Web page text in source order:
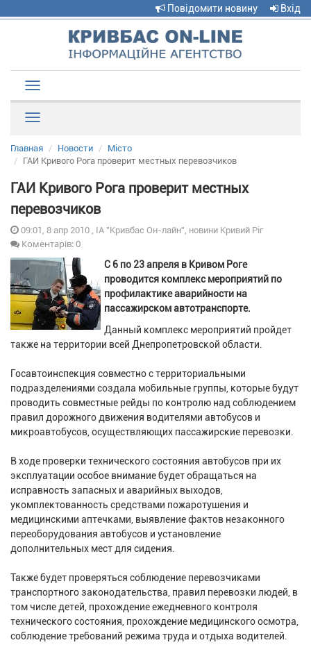
Повідомити новину Вхід
navigation
Главная Новости
Місто
ГАИ Кривого Рога проверит местных перевозчиков
ГАИ Кривого Рога проверит местных
перевозчиков
09:01, 8 апр 2010 , ІА "Кривбас Он-лайн", новини Кривий Ріг
Коментарів: 0
С 6 по 23 апреля в Кривом Роге
проводится комплекс мероприятий по
профилактике аварийности на
пассажирском автотранспорте.
Данный комплекс мероприятий пройдет
также на территории всей Днепропетровской области.
Госавтоинспекция совместно с территориальными
подразделениями создала мобильные группы, которые будут
проводить совместные рейды по контролю над соблюдением
правил дорожного движения водителями автобусов и
микроавтобусов, осуществляющих пассажирские перевозки.
В ходе проверки технического состояния автобусов при их
эксплуатации особое внимание будет обращаться на
исправность запасных и аварийных выходов,
укомплектованность средствами пожаротушения и
медицинскими аптечками, выявление фактов незаконного
переоборудования автобусов и установление
дополнительных мест для сидения.
Также будет проверяться соблюдение перевозчиками
транспортного законодательства, правил перевозки людей, в
том числе детей, прохождение ежедневного контроля
технического состояния, прохождение медицинского осмотра,
соблюдение требований режима труда и отдыха водителей.